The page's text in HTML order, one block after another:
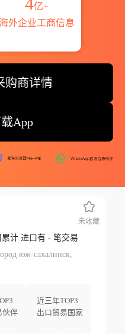
亿+
海外企业工商信息
购商详情
App
计 进口有 -笔交易
юж-сахалинск,
伙伴
近三年TOP3
出口贸易国家
未收藏